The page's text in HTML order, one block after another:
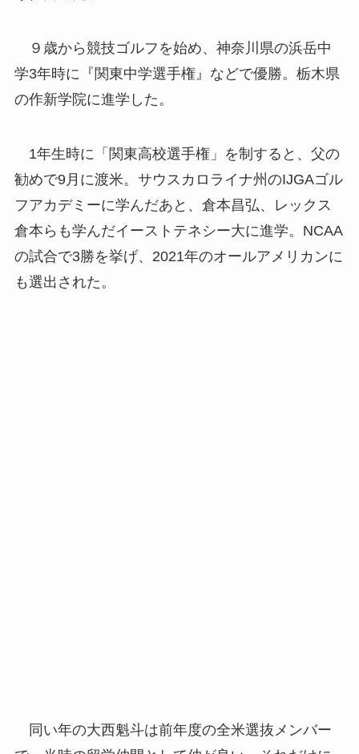
９歳から競技ゴルフを始め、神奈川県の浜岳中
学3年時に『関東中学選手権』などで優勝。栃木県
の作新学院に進学した。
1年生時に「関東高校選手権」を制すると、父の
勧めで9月に渡米。サウスカロライナ州のIJGAゴル
フアカデミーに学んだあと、倉本昌弘、レックス
倉本らも学んだイーストテネシー大に進学。NCAA
の試合で3勝を挙げ、2021年のオールアメリカンに
も選出された。
同い年の大西魁斗は前年度の全米選抜メンバー